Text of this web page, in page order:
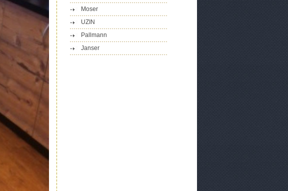
Moser
UZIN
Pallmann
Janser